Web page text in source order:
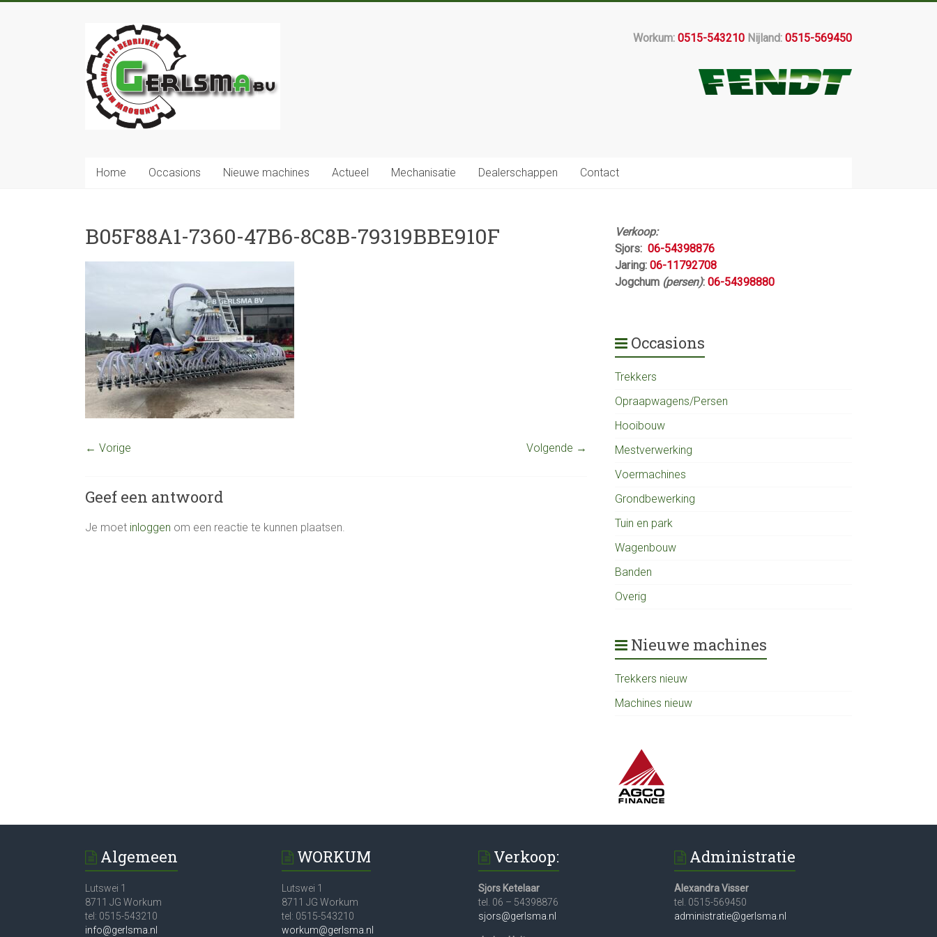
Workum: 0515-543210 Nijland: 0515-569450
Home Occasions Nieuwe machines Actueel Mechanisatie Dealerschappen Contact
B05F88A1-7360-47B6-8C8B-79319BBE910F
← Vorige Volgende →
Geef een antwoord
Je moet inloggen om een reactie te kunnen plaatsen.
Verkoop:
Sjors:06-54398876
Jaring:06-11792708
Jogchum (persen): 06-54398880
Occasions
Trekkers
Opraapwagens/Persen
Hooibouw
Mestverwerking
Voermachines
Grondbewerking
Tuin en park
Wagenbouw
Banden
Overig
Nieuwe machines
Trekkers nieuw
Machines nieuw
Algemeen
Lutswei 1
8711 JG Workum
tel: 0515-543210
info@gerlsma.nl
WORKUM
Lutswei 1
8711 JG Workum
tel: 0515-543210
workum@gerlsma.nl
Verkoop:
Sjors Ketelaar
tel. 06 – 54398876
sjors@gerlsma.nl
Administratie
Alexandra Visser
tel. 0515-569450
administratie@gerlsma.nl